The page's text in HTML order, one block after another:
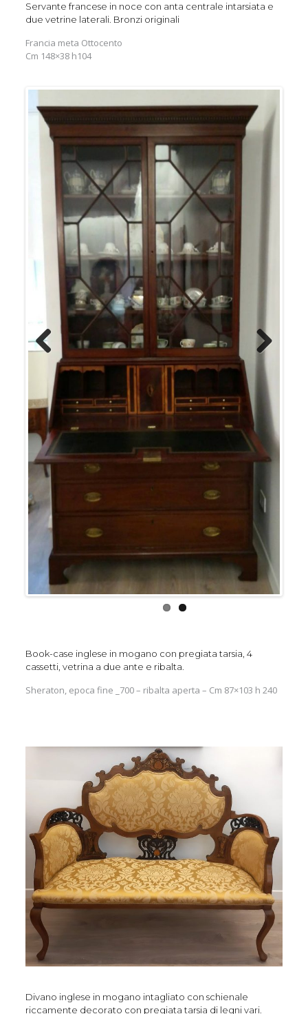
Servante francese in noce con anta centrale intarsiata e
due vetrine laterali. Bronzi originali
Francia meta Ottocento
Cm 148×38 h104
Previous
Book-case inglese in mogano con pregiata tarsia, 4
cassetti, vetrina a due ante e ribalta.
Sheraton, epoca fine _700 – ribalta aperta – Cm 87×103 h 240
Divano inglese in mogano intagliato con schienale